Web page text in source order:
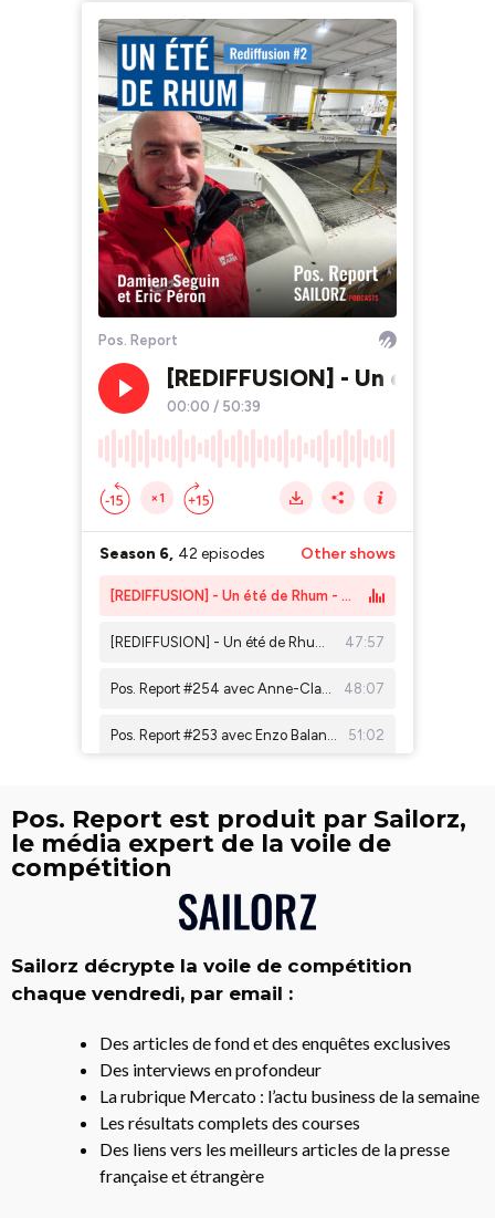
Pos. Report est produit par Sailorz,
le média expert de la voile de
compétition
Sailorz décrypte la voile de compétition
chaque vendredi, par email :
Des articles de fond et des enquêtes exclusives
Des interviews en profondeur
La rubrique Mercato : l’actu business de la semaine
Les résultats complets des courses
Des liens vers les meilleurs articles de la presse
française et étrangère